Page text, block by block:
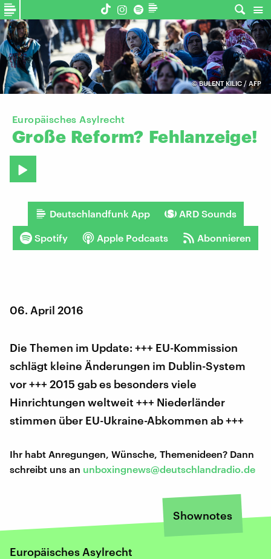
©BULENT KILIC / AFP
Europäisches Asylrecht
Große Reform? Fehlanzeige!
Deutschlandfunk App ARD Sounds
Spotify Apple Podcasts Abonnieren
06. April 2016
Die Themen im Update: +++ EU-Kommission
schlägt kleine Änderungen im Dublin-System
vor +++ 2015 gab es besonders viele
Hinrichtungen weltweit +++ Niederländer
stimmen über EU-Ukraine-Abkommen ab +++
Ihr habt Anregungen, Wünsche, Themenideen? Dann
schreibt uns an unboxingnews@deutschlandradio.de
Shownotes
Europäisches Asylrecht